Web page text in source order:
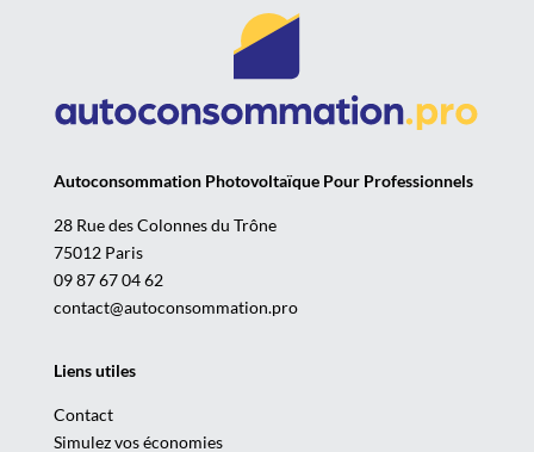
Autoconsommation Photovoltaïque Pour Professionnels
28 Rue des Colonnes du Trône
75012 Paris
09 87 67 04 62
contact@autoconsommation.pro
Liens utiles
Contact
Simulez vos économies